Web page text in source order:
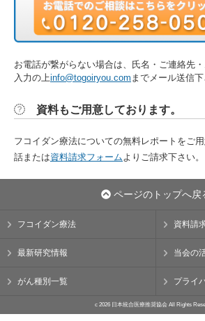
お電話が繋がらない場合は、氏名・ご連絡先
入力の上info@togoiryou.com までメール送信下
資料もご用意しております。
フコイダン療法についての無料レポートをご
話または資料請求フォーム よりご請求下さい。
ページのトップへ戻
フコイダン療法 資料請
最新研究情報 当会の
がん種別一覧 プライ
c 2026 日本統合医療推奨協会 All Rights